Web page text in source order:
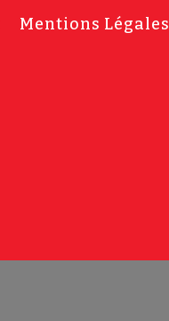
Mentions Légales